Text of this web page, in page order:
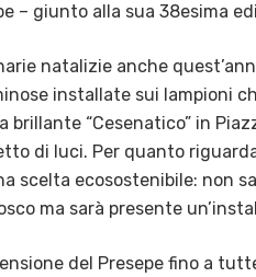
– giunto alla sua 38esima
natalizie anche
installate sui lampioni
brillante “Cesenatico” in
di luci. Per quanto
scelta ecosostenibile: non
ma sarà presente
del Presepe fino a